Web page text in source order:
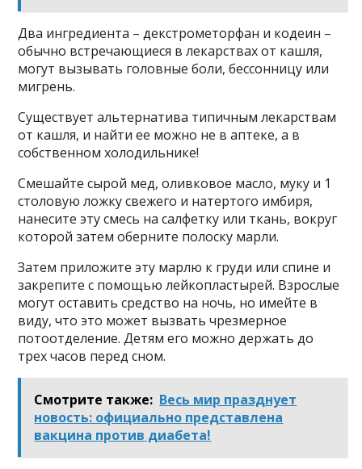
Два ингредиента – декстрометорфан и кодеин –
обычно встречающиеся в лекарствах от кашля,
могут вызывать головные боли, бессонницу или
мигрень.
Существует альтернатива типичным лекарствам
от кашля, и найти ее можно не в аптеке, а в
собственном холодильнике!
Смешайте сырой мед, оливковое масло, муку и 1
столовую ложку свежего и натертого имбиря,
нанесите эту смесь на салфетку или ткань, вокруг
которой затем оберните полоску марли.
Затем приложите эту марлю к груди или спине и
закрепите с помощью лейкопластырей. Взрослые
могут оставить средство на ночь, но имейте в
виду, что это может вызвать чрезмерное
потоотделение. Детям его можно держать до
трех часов перед сном.
Смотрите также: Весь мир празднует
новость: официально представлена
вакцина против диабета!